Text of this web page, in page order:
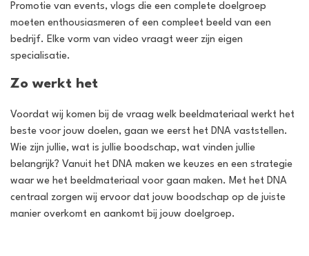
Promotie van events, vlogs die een complete doelgroep
moeten enthousiasmeren of een compleet beeld van een
bedrijf. Elke vorm van video vraagt weer zijn eigen
specialisatie.
Zo werkt het
Voordat wij komen bij de vraag welk beeldmateriaal werkt het
beste voor jouw doelen, gaan we eerst het DNA vaststellen.
Wie zijn jullie, wat is jullie boodschap, wat vinden jullie
belangrijk? Vanuit het DNA maken we keuzes en een strategie
waar we het beeldmateriaal voor gaan maken. Met het DNA
centraal zorgen wij ervoor dat jouw boodschap op de juiste
manier overkomt en aankomt bij jouw doelgroep.